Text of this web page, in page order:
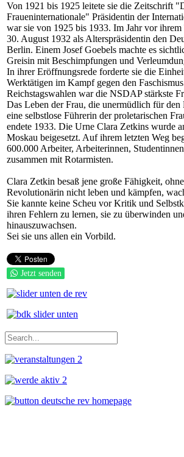
Von 1921 bis 1925 leitete sie die Zeitschrift
Fraueninternationale" Präsidentin der
war sie von 1925 bis 1933. Im Jahr vor ihrem
30. August 1932 als Alterspräsidentin den
Berlin. Einem Josef Goebels machte es
Greisin mit Beschimpfungen und
In ihrer Eröffnungsrede forderte sie die
Werktätigen im Kampf gegen den
Reichstagswahlen war die NSDAP stärkste
Das Leben der Frau, die unermüdlich für den
eine selbstlose Führerin der proletarischen
endete 1933. Die Urne Clara Zetkins wurde
Moskau beigesetzt. Auf ihrem letzten Weg
600.000 Arbeiter, Arbeiterinnen,
zusammen mit Rotarmisten.
Clara Zetkin besaß jene große Fähigkeit,
Revolutionärin nicht leben und kämpfen,
Sie kannte keine Scheu vor Kritik und
ihren Fehlern zu lernen, sie zu überwinden
hinauszuwachsen.
Sei sie uns allen ein Vorbild.
Jetzt senden